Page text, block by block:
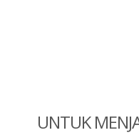
UNTUK